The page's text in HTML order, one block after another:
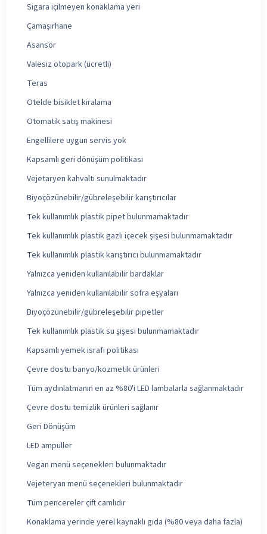
Sigara içilmeyen konaklama yeri
Çamaşırhane
Asansör
Valesiz otopark (ücretli)
Teras
Otelde bisiklet kiralama
Otomatik satış makinesi
Engellilere uygun servis yok
Kapsamlı geri dönüşüm politikası
Vejetaryen kahvaltı sunulmaktadır
Biyoçözünebilir/gübreleşebilir karıştırıcılar
Tek kullanımlık plastik pipet bulunmamaktadır
Tek kullanımlık plastik gazlı içecek şişesi bulunmamaktadır
Tek kullanımlık plastik karıştırıcı bulunmamaktadır
Yalnızca yeniden kullanılabilir bardaklar
Yalnızca yeniden kullanılabilir sofra eşyaları
Biyoçözünebilir/gübreleşebilir pipetler
Tek kullanımlık plastik su şişesi bulunmamaktadır
Kapsamlı yemek israfı politikası
Çevre dostu banyo/kozmetik ürünleri
Tüm aydınlatmanın en az %80'i LED lambalarla sağlanmaktadır
Çevre dostu temizlik ürünleri sağlanır
Geri Dönüşüm
LED ampuller
Vegan menü seçenekleri bulunmaktadır
Vejeteryan menü seçenekleri bulunmaktadır
Tüm pencereler çift camlıdır
Konaklama yerinde yerel kaynaklı gıda (%80 veya daha fazla)